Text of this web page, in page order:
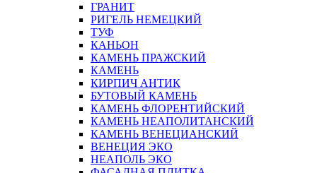
ГРАНИТ
РИГЕЛЬ НЕМЕЦКИЙ
ТУФ
КАНЬОН
КАМЕНЬ ПРАЖСКИЙ
КАМЕНЬ
КИРПИЧ АНТИК
БУТОВЫЙ КАМЕНЬ
КАМЕНЬ ФЛОРЕНТИЙСКИЙ
КАМЕНЬ НЕАПОЛИТАНСКИЙ
КАМЕНЬ ВЕНЕЦИАНСКИЙ
ВЕНЕЦИЯ ЭКО
НЕАПОЛЬ ЭКО